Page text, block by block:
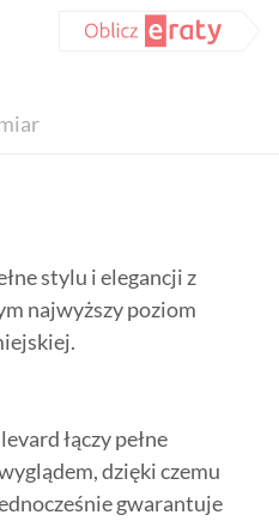
stylu i elegancji z
najwyższy poziom
łączy pełne
dzięki czemu
gwarantuje